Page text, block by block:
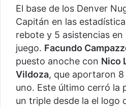
El base de los Denver
Capitán en las
rebote y 5 asistencias
juego. Facundo
puesto anoche con Nico
Vildoza, que aportaron 8
uno. Este último cerró la
un triple desde la el logo